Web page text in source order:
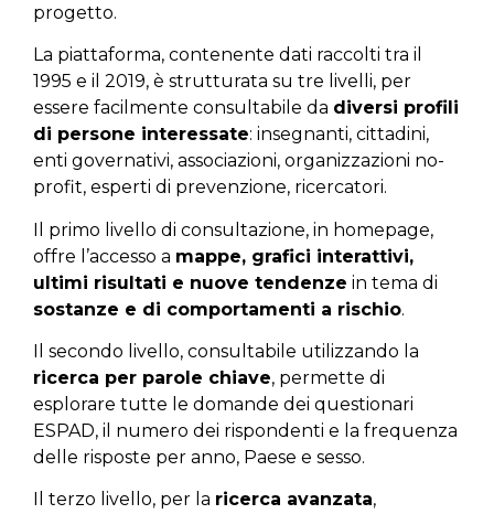
progetto.
La piattaforma, contenente dati raccolti tra il
1995 e il 2019, è strutturata su tre livelli, per
essere facilmente consultabile da diversi profili
di persone interessate: insegnanti, cittadini,
enti governativi, associazioni, organizzazioni no-
profit, esperti di prevenzione, ricercatori.
Il primo livello di consultazione, in homepage,
offre l’accesso a mappe, grafici interattivi,
ultimi risultati e nuove tendenze in tema di
sostanze e di comportamenti a rischio.
Il secondo livello, consultabile utilizzando la
ricerca per parole chiave, permette di
esplorare tutte le domande dei questionari
ESPAD, il numero dei rispondenti e la frequenza
delle risposte per anno, Paese e sesso.
Il terzo livello, per la ricerca avanzata,